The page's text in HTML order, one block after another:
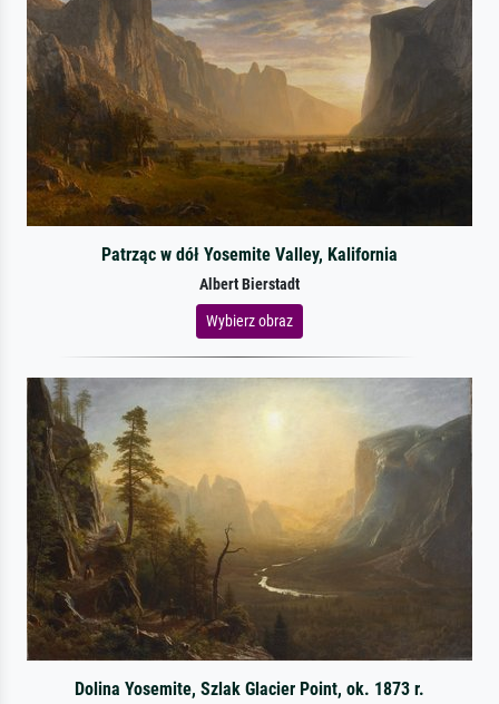
Patrząc w dół Yosemite Valley, Kalifornia
Albert Bierstadt
Wybierz obraz
Dolina Yosemite, Szlak Glacier Point, ok. 1873 r.